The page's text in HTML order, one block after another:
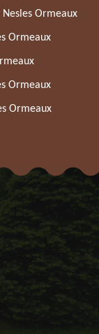
Ormeaux
Ormeaux
Ormeaux
Ormeaux